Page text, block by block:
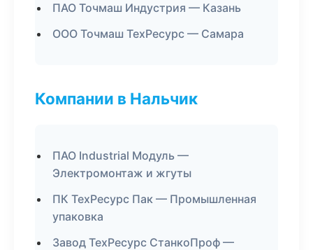
ПАО Точмаш Индустрия — Казань
ООО Точмаш ТехРесурс — Самара
Компании в Нальчик
ПАО Industrial Модуль —
Электромонтаж и жгуты
ПК ТехРесурс Пак — Промышленная
упаковка
Завод ТехРесурс СтанкоПроф —